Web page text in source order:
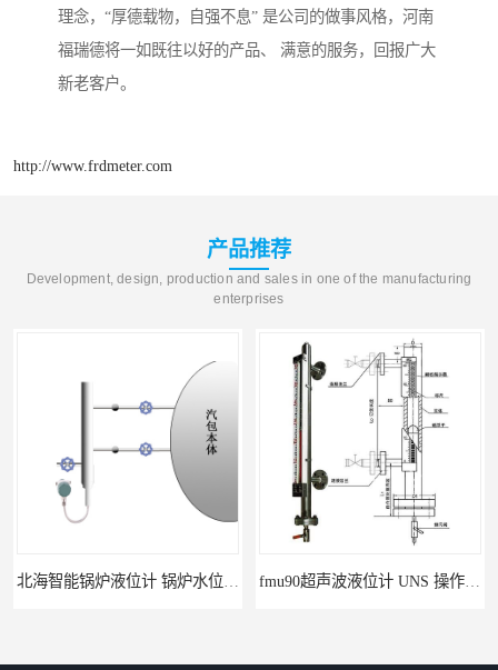
理念，“厚德载物，自强不息” 是公司的做事风格，河南
福瑞德将一如既往以好的产品、 满意的服务，回报广大
新老客户。
http://www.frdmeter.com
产品推荐
Development, design, production and sales in one of the manufacturing
enterprises
fmu90超声波液位计 UNS 操作简单